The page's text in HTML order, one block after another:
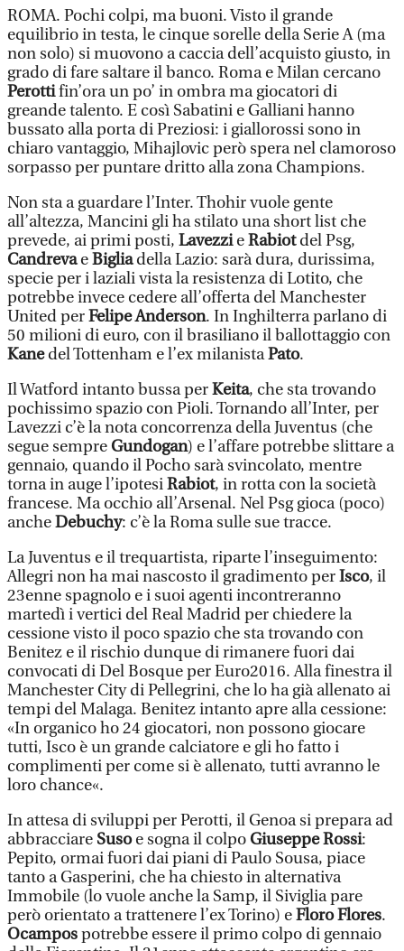
ROMA. Pochi colpi, ma buoni. Visto il grande
equilibrio in testa, le cinque sorelle della Serie A (ma
non solo) si muovono a caccia dell’acquisto giusto, in
grado di fare saltare il banco. Roma e Milan cercano
Perottifin’ora un po’ in ombra ma giocatori di
greande talento. E così Sabatini e Galliani hanno
bussato alla porta di Preziosi: i giallorossi sono in
chiaro vantaggio, Mihajlovic però spera nel clamoroso
sorpasso per puntare dritto alla zona Champions.
Non sta a guardare l’Inter. Thohir vuole gente
all’altezza, Mancini gli ha stilato una short list che
prevede, ai primi posti, LavezzieRabiotdel Psg,
CandrevaeBigliadella Lazio: sarà dura, durissima,
specie per i laziali vista la resistenza di Lotito, che
potrebbe invece cedere all’offerta del Manchester
United perFelipe Anderson. In Inghilterra parlano di
50 milioni di euro, con il brasiliano il ballottaggio con
Kanedel Tottenham e l’ex milanistaPato.
Il Watford intanto bussa perKeita, che sta trovando
pochissimo spazio con Pioli. Tornando all’Inter, per
Lavezzi c’è la nota concorrenza della Juventus (che
segue sempreGundogan) e l’affare potrebbe slittare a
gennaio, quando il Pocho sarà svincolato, mentre
torna in auge l’ipotesiRabiot, in rotta con la società
francese. Ma occhio all’Arsenal. Nel Psg gioca (poco)
ancheDebuchy: c’è la Roma sulle sue tracce.
La Juventus e il trequartista, riparte l’inseguimento:
Allegri non ha mai nascosto il gradimento perIsco, il
23enne spagnolo e i suoi agenti incontreranno
martedì i vertici del Real Madrid per chiedere la
cessione visto il poco spazio che sta trovando con
Benitez e il rischio dunque di rimanere fuori dai
convocati di Del Bosque per Euro2016. Alla finestra il
Manchester City di Pellegrini, che lo ha già allenato ai
tempi del Malaga. Benitez intanto apre alla cessione:
«In organico ho 24 giocatori, non possono giocare
tutti, Isco è un grande calciatore e gli ho fatto i
complimenti per come si è allenato, tutti avranno le
loro chance«.
In attesa di sviluppi per Perotti, il Genoa si prepara ad
abbracciare Susoe sogna il colpoGiuseppe Rossi:
Pepito, ormai fuori dai piani di Paulo Sousa, piace
tanto a Gasperini, che ha chiesto in alternativa
Immobile (lo vuole anche la Samp, il Siviglia pare
però orientato a trattenere l’ex Torino) eFloro Flores.
Ocampospotrebbe essere il primo colpo di gennaio